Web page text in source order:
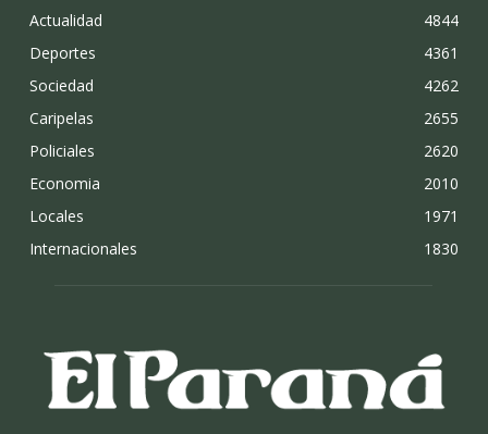
Actualidad
4844
Deportes
4361
Sociedad
4262
Caripelas
2655
Policiales
2620
Economia
2010
Locales
1971
Internacionales
1830